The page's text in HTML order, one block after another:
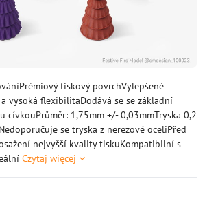
tiskový povrchVylepšené
vysoká flexibilitaDodává se se základní
cívkouPrůměr: 1,75mm +/- 0,03mmTryska 0,2
se tryska z nerezové oceliPřed
nejvyšší kvality tiskuKompatibilní s
Czytaj więcej